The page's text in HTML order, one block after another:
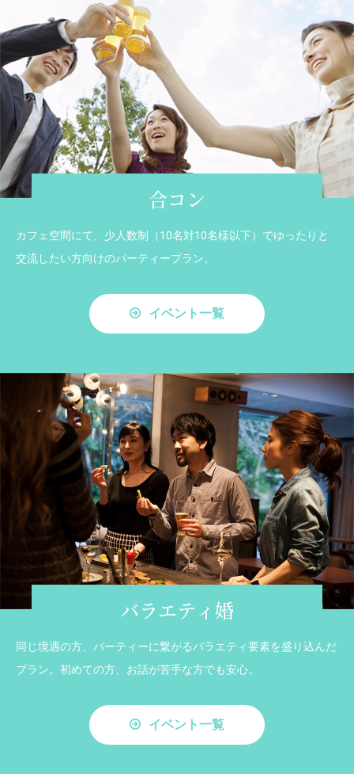
合コン
カフェ空間にて、少人数制（10名対10名様以下）でゆったりと
交流したい方向けのパーティープラン。
イベント一覧
バラエティ婚
同じ境遇の方、パーティーに繋がるバラエティ要素を盛り込んだ
プラン。初めての方、お話が苦手な方でも安心。
イベント一覧